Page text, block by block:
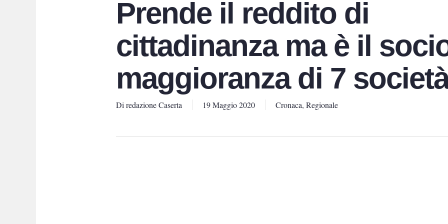
Prende il reddito di
cittadinanza ma è il
maggioranza di 7
Di redazione Caserta 19 Maggio 2020 Cronaca, Regionale